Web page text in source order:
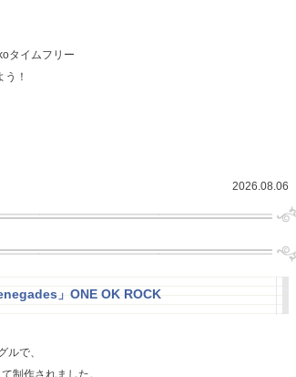
タイムフリー
！
2026.08.06
」ONE OK ROCK
ルで、
制作されました。